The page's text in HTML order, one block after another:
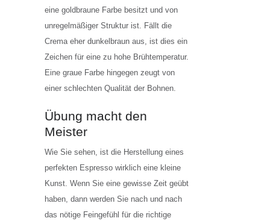
eine goldbraune Farbe besitzt und von
unregelmäßiger Struktur ist. Fällt die
Crema eher dunkelbraun aus, ist dies ein
Zeichen für eine zu hohe Brühtemperatur.
Eine graue Farbe hingegen zeugt von
einer schlechten Qualität der Bohnen.
Übung macht den
Meister
Wie Sie sehen, ist die Herstellung eines
perfekten Espresso wirklich eine kleine
Kunst. Wenn Sie eine gewisse Zeit geübt
haben, dann werden Sie nach und nach
das nötige Feingefühl für die richtige